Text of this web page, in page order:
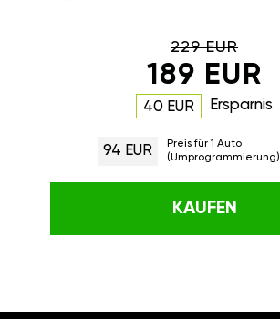
229 EUR
189 EUR
40 EUR Ersparnis
94 EUR
Preis für 1 Auto
(Umprogrammierung)
KAUFEN